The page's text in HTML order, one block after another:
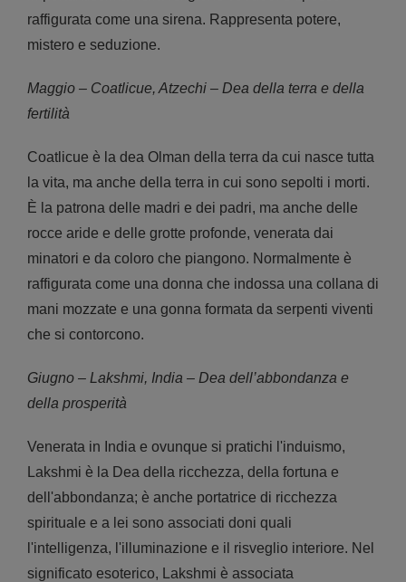
raffigurata come una sirena. Rappresenta potere,
mistero e seduzione.
Maggio – Coatlicue, Atzechi – Dea della terra e della
fertilità
Coatlicue è la dea Olman della terra da cui nasce tutta
la vita, ma anche della terra in cui sono sepolti i morti.
È la patrona delle madri e dei padri, ma anche delle
rocce aride e delle grotte profonde, venerata dai
minatori e da coloro che piangono. Normalmente è
raffigurata come una donna che indossa una collana di
mani mozzate e una gonna formata da serpenti viventi
che si contorcono.
Giugno – Lakshmi, India – Dea dell’abbondanza e
della prosperità
Venerata in India e ovunque si pratichi l'induismo,
Lakshmi è la Dea della ricchezza, della fortuna e
dell'abbondanza; è anche portatrice di ricchezza
spirituale e a lei sono associati doni quali
l'intelligenza, l'illuminazione e il risveglio interiore. Nel
significato esoterico, Lakshmi è associata